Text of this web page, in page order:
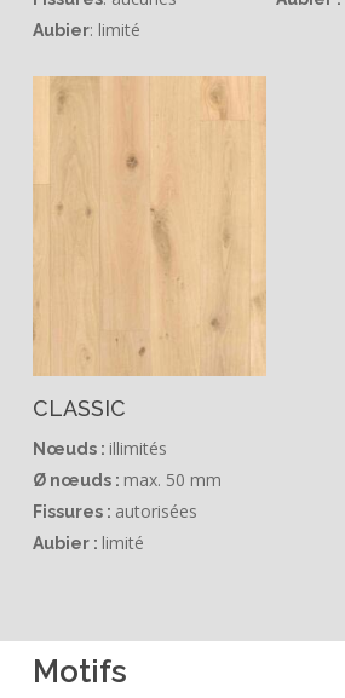
Aubier: limité
CLASSIC
Nœuds : illimités
Ø nœuds : max. 50 mm
Fissures : autorisées
Aubier : limité
Motifs